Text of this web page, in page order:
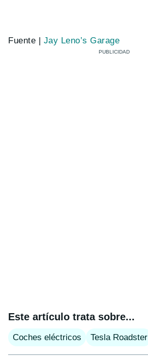
Fuente | Jay Leno’s Garage
Este artículo trata sobre...
Coches eléctricos Tesla Roadster